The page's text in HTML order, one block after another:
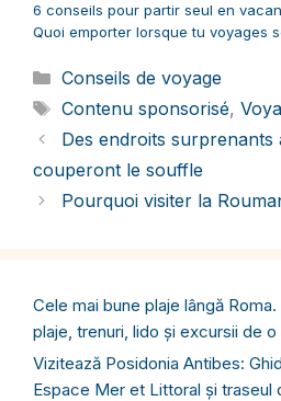
6 conseils pour partir seul en
Quoi emporter lorsque tu voyages
Catégories
Conseils de voyage
Étiquettes
Contenu sponsorisé,
Des endroits surprenants
couperont le souffle
Pourquoi visiter la
Cele mai bune plaje lângă
plaje, trenuri, lido și excursii de o
Vizitează Posidonia Antibes:
Espace Mer et Littoral și traseul